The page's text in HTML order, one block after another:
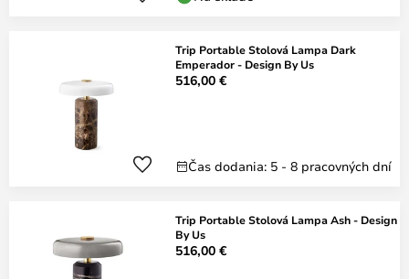
Trip Portable Stolová Lampa Dark
Emperador - Design By Us
516,00 €
Čas dodania: 5 - 8 pracovných dní
Trip Portable Stolová Lampa Ash - Design
By Us
516,00 €